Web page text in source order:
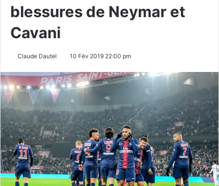
blessures de Neymar et
Cavani
Claude Dautel 10 Fév 2019 22:00 pm